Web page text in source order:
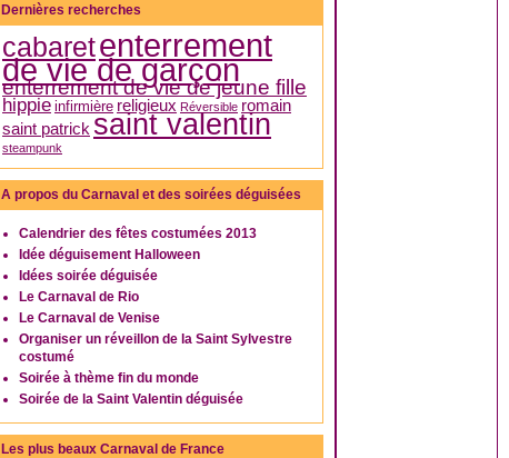
Dernières recherches
cabaretenterrement
de vie de garçon
enterrement de vie de jeune fille
hippie infirmière religieux Réversible romain
saint patrick saint valentin
steampunk
A propos du Carnaval et des soirées déguisées
Calendrier des fêtes costumées 2013
Idée déguisement Halloween
Idées soirée déguisée
Le Carnaval de Rio
Le Carnaval de Venise
Organiser un réveillon de la Saint Sylvestre
costumé
Soirée à thème fin du monde
Soirée de la Saint Valentin déguisée
Les plus beaux Carnaval de France